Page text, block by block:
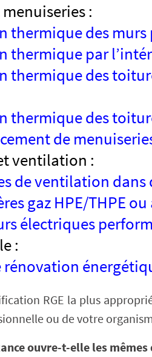
:
thermique des murs
thermique par
thermique des
thermique des
de
ventilation :
de ventilation
gaz HPE/THPE
électriques
:
rénovation
RGE la plus
ou de votre
ouvre-t-elle les